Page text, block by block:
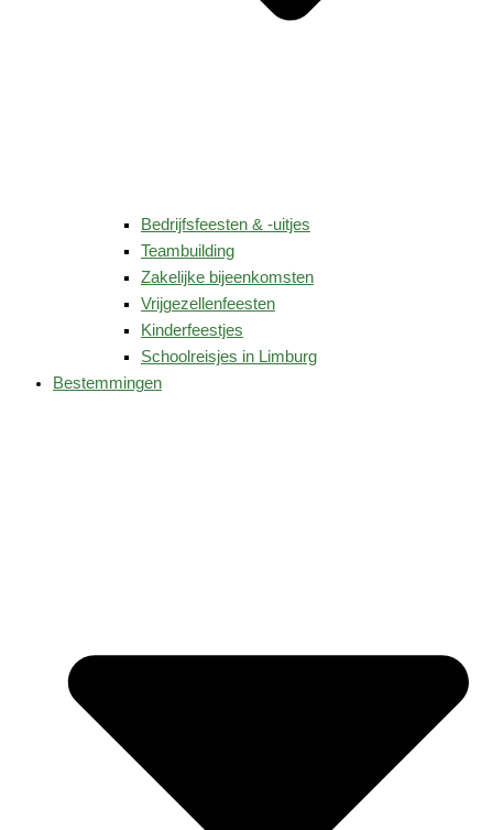
Bedrijfsfeesten & -uitjes
Teambuilding
Zakelijke bijeenkomsten
Vrijgezellenfeesten
Kinderfeestjes
Schoolreisjes in Limburg
Bestemmingen